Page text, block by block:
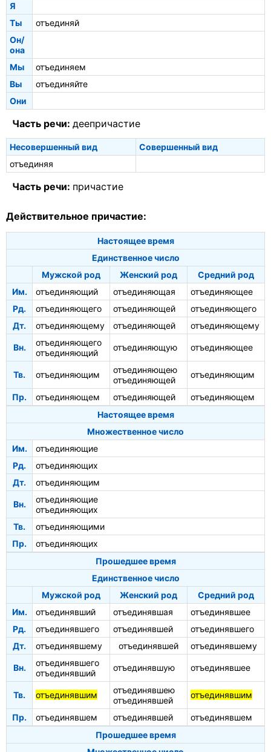
Я
Ты
отъединяй
Он/
она
Мы
отъединяем
Вы
отъединяйте
Они
Часть речи: деепричастие
Несовершенный вид
Совершенный вид
отъединяя
Часть речи: причастие
Действительное причастие:
Настоящее время
Единственное число
Мужской род
Женский род
Средний род
Им.
отъединяющий отъединяющая
отъединяющее
Рд.
отъединяющего отъединяющей
отъединяющего
Дт.
отъединяющему отъединяющей отъединяющему
Вн.
отъединяющего
отъединяющий
отъединяющую отъединяющее
Тв. отъединяющим
отъединяющею
отъединяющей
отъединяющим
Пр. отъединяющем отъединяющей
отъединяющем
Настоящее время
Множественное число
Им.
отъединяющие
Рд.
отъединяющих
Дт.
отъединяющим
Вн.
отъединяющие
отъединяющих
Тв.
отъединяющими
Пр.
отъединяющих
Прошедшее время
Единственное число
Мужской род
Женский род
Средний род
Им.
отъединявший отъединявшая
отъединявшее
Рд.
отъединявшего отъединявшей
отъединявшего
Дт.
отъединявшему отъединявшей отъединявшему
Вн.
отъединявшего
отъединявший
отъединявшую отъединявшее
Тв. отъединявшим
отъединявшею
отъединявшей
отъединявшим
Пр. отъединявшем отъединявшей
отъединявшем
Прошедшее время